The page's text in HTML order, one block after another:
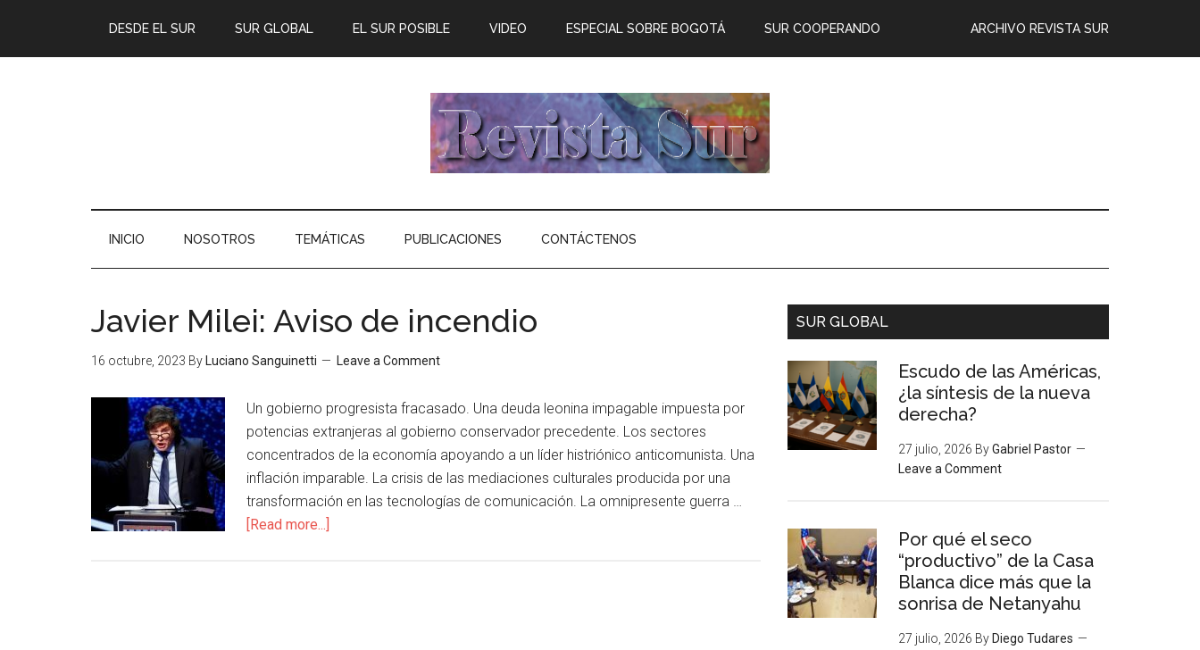
DESDE EL SUR SUR GLOBAL EL SUR POSIBLE ARCHIVO REVISTA SUR
VIDEO ESPECIAL SOBRE BOGOTÁ SUR COOPERANDO
INICIO NOSOTROS TEMÁTICAS PUBLICACIONES CONTÁCTENOS
Javier Milei: Aviso de incendio
16 octubre, 2023 By Luciano Sanguinetti Leave a Comment
Un gobierno progresista fracasado. Una deuda leonina impagable impuesta por
potencias extranjeras al gobierno conservador precedente. Los sectores
concentrados de la economía apoyando a un líder histriónico anticomunista. Una
inflación imparable. La crisis de las mediaciones culturales producida por una
transformación en las tecnologías de comunicación. La omnipresente guerra …
[Read more...]
SUR GLOBAL
Escudo de las Américas,
¿la síntesis de la nueva
derecha?
27 julio, 2026 ByGabriel Pastor
Leave a Comment
Por qué el seco
“productivo” de la Casa
Blanca dice más que la
sonrisa de Netanyahu
27 julio, 2026 By Diego Tudares